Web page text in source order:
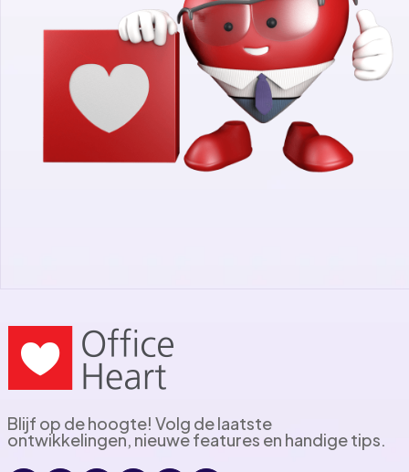
Blijf op de hoogte! Volg de laatste
ontwikkelingen, nieuwe features en handige tips.